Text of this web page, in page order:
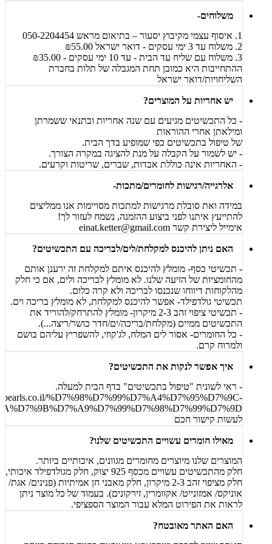
משלוחים-
1. איסוף עצמי מקיבוץ יסעור – בתיאום מראש 050-2204454
2. משלוח עד 3 ימי עסקים - דואר ישראל ₪55.00
3. משלוח עם שליח עד הבית - עד 10 ימי עסקים - ₪35.00
ההתחייבות היא כמובן תחת המגבלה של תלות בחברת
השליחויות/דואר ישראל
יש אחריות על המוצרים?
- כל התכשיטים מגיעים עם שנה אחריות ובתנאי ששמרתן
ומילאתן אחרי ההוראות
של טיפול בתכשיטים כפי שמופיע בדך הבית.
- יש לשמור על הקבלה על מנת להציגה במקרה הצורך.
- האחריות אינה כוללת אבדות, שברים, שריטות וקרעים.
אלרגייה/רגישות לחומרים/מתכות-
במידה ואת סובלת מרגישות למתכות מסויימות אנו ממליצים
להתייעץ איתנו לפני ביצוע ההזמנה, נשמח לעזור לך!
אימייל ליצירת קשר einat.ketter@gmail.com
האם ניתן להיכנס למקלחת/לים/לבריכה עם התכשיטים?
- תכשיטי כסף- מומלץ להיכנס איתם למקלחת זה ירענן אותם
מהחומציות של הזיעה שלנו. לא מומלץ לבריכה ולים, אם כי חלק
מהלקוחות דיווחו שנכנסו לבריכה ולא קרה כלום.
תכשיטי גולדפילד- אפשר להיכנס למקלחת, לא מומלץ בריכה וים.
- תכשיטי ציפוי זהב 2-3 מיקרון- מומלץ להתרחק/להוריד את
התכשיטים ממיים (מקלחת/בריכה/ים/חדר כושר/ריצה...).
- כל החומרים- אסור לים המלח, לג'קוזי, להשפריץ עליהם בושם
ולמרוח קרם.
איך אפשר לנקות את התכשיטים?
- ראי לשונית "טיפול בתכשיטים" בדף הבית למעלה.
%D7%98%D7%99%D7%A4%D7%95%D7%9C-
לעשות קישור חכם
מאילו חומרים עשויים התכשיטים שלנו?
המוצרים שלנו מיוצרים מחומרים מגוונים, איכותיים ביותר.
חלק מהתכשיטים עשויים מכסף 925 יצוק, חלק מגולדפילד איכותי,
חלק מציפוי זהב 2-3 מיקרון, חלק מאבני חן אמיתיות (פנינים/ אגת/
אוניקס/ אמזונייט/ אקוומרין, זירקונים). בעמוד של כל מוצר ניתן
לראות את הפירוט המלא עבור המוצר הספציפי.
האם האתר מאובטח?